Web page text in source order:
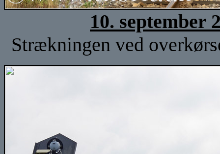
10. september
Strækningen ved